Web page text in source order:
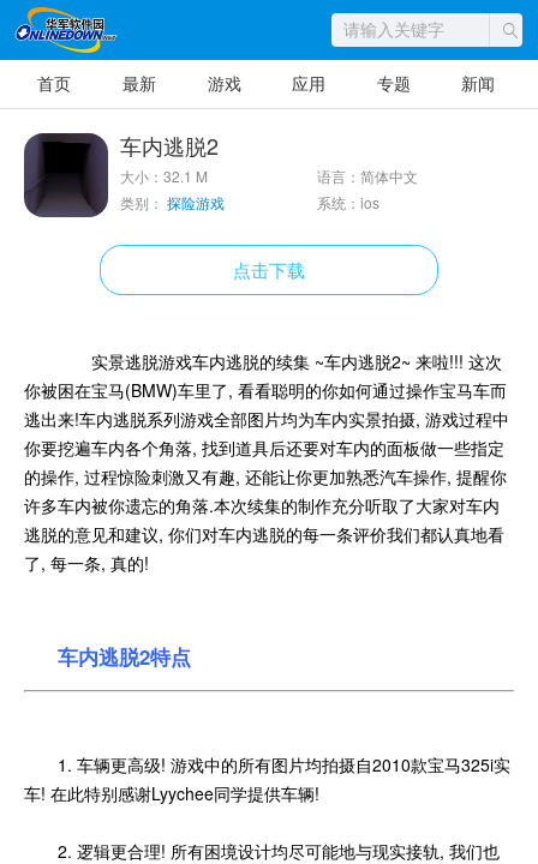
首页 最新 游戏 应用 专题 新闻
车内逃脱2
大小：32.1 M
语言：简体中文
类别： 探险游戏 系统：ios
点击下载
实景逃脱游戏车内逃脱的续集 ~车内逃脱2~ 来啦!!! 这次
你被困在宝马(BMW)车里了, 看看聪明的你如何通过操作宝马车而
逃出来!车内逃脱系列游戏全部图片均为车内实景拍摄, 游戏过程中
你要挖遍车内各个角落, 找到道具后还要对车内的面板做一些指定
的操作, 过程惊险刺激又有趣, 还能让你更加熟悉汽车操作, 提醒你
许多车内被你遗忘的角落.本次续集的制作充分听取了大家对车内
逃脱的意见和建议, 你们对车内逃脱的每一条评价我们都认真地看
了, 每一条, 真的!
车内逃脱2特点
1. 车辆更高级! 游戏中的所有图片均拍摄自2010款宝马325i实
车! 在此特别感谢Lyychee同学提供车辆!
2. 逻辑更合理! 所有困境设计均尽可能地与现实接轨, 我们也